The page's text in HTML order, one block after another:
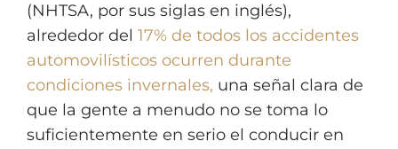
(NHTSA, por sus siglas en inglés),
alrededor del 17% de todos los accidentes
automovilísticos ocurren durante
condiciones invernales, una señal clara de
que la gente a menudo no se toma lo
suficientemente en serio el conducir en